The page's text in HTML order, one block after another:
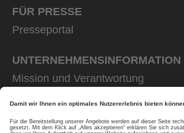
FÜR PRESSE
Presseportal
UNTERNEHMENS­INFORMATION
Mission und Verantwortung